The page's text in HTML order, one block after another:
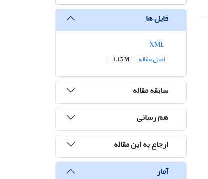
فایل ها
اصل مقاله
1.15 M
سابقه مقاله
هم رسانی
ارجاع به این مقاله
آمار